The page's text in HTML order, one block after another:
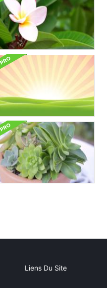
Liens Du Site